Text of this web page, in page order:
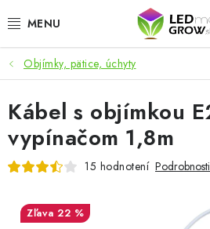
na
AKCIE
LED OSVETLENIE PRE RASTLINY
PESTOVATEĽSKÉ POTREBY
Objímky, pätice, úchyty
Kábel s objímkou
vypínačom 1,8m
15 hodnotení
22 %